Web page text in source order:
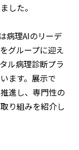
した。
病理AIのリーデ
グループに迎え
ル病理診断プラ
ます。展示で
進し、専門性の
り組みを紹介し